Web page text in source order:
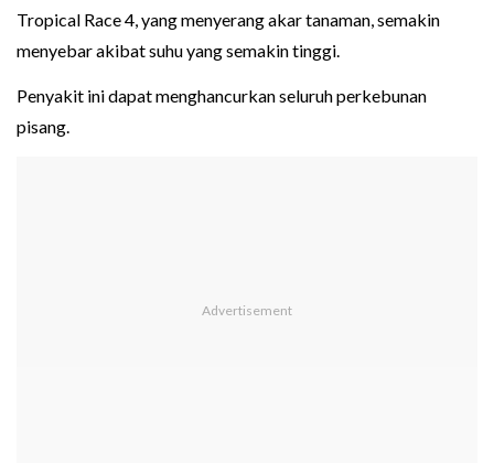
Tropical Race 4, yang menyerang akar tanaman, semakin
menyebar akibat suhu yang semakin tinggi.
Penyakit ini dapat menghancurkan seluruh perkebunan
pisang.